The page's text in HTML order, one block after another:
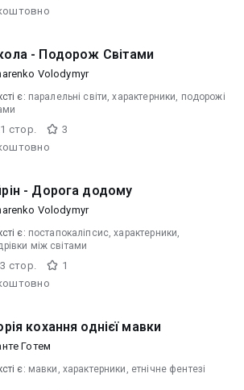
- Подорож Світами
Volodymyr
є: паралельні світи, характерники, подорожі
стор.
3
- Дорога додому
Volodymyr
є: постапокаліпсис, характерники,
між світами
стор.
1
кохання однієї мавки
Готем
є: мавки, характерники, етнічне фентезі